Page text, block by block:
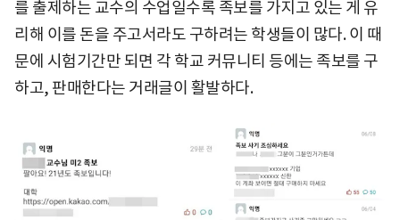
를 출제하는 교수의 수업일수록 족보를 가지고 있는 게 유
리해 이를 돈을 주고서라도 구하려는 학생들이 많다. 이 때
문에 시험기간만 되면 각 학교 커뮤니티 등에는 족보를 구
하고, 판매한다는 거래글이 활발하다.